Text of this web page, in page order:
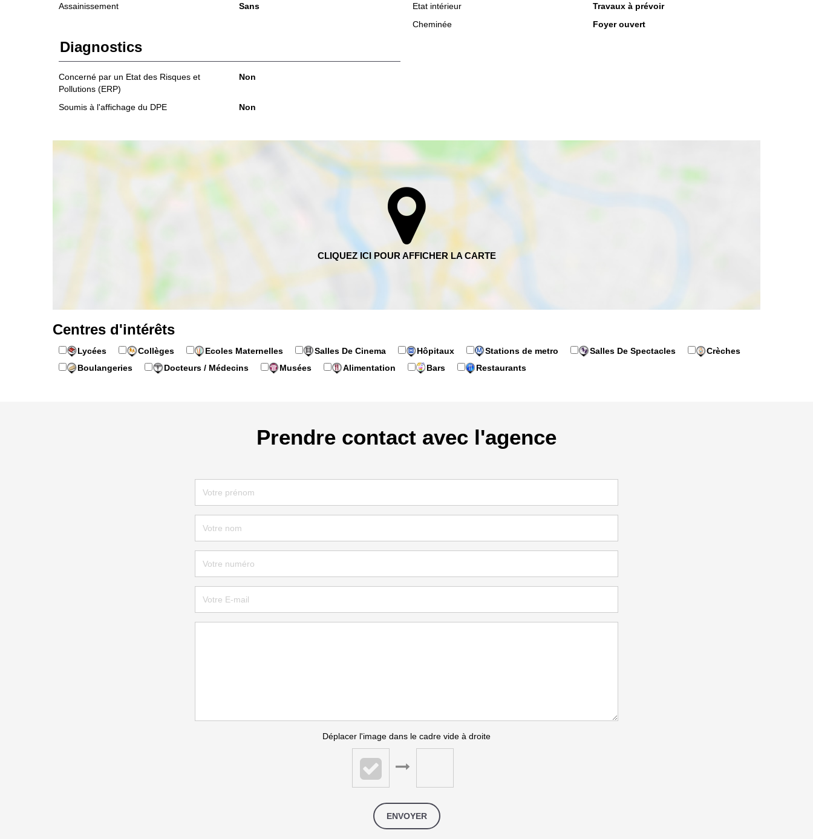
Assainissement
Sans
Etat intérieur
Travaux à prévoir
Cheminée
Foyer ouvert
Diagnostics
Concerné par un Etat des Risques et
Pollutions (ERP)
Non
Soumis à l'affichage du DPE Non
Centres d'intérêts
Lycées Collèges Ecoles Maternelles Salles De Cinema Hôpitaux Stations de metro Salles De Spectacles
Crèches
Boulangeries
Docteurs / Médecins Musées Alimentation Bars Restaurants
Prendre contact avec l'agence
Déplacer l'image dans le cadre vide à droite
ENVOYER